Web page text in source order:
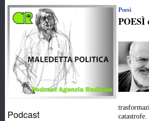
Podcast
Poesì
POESÌ